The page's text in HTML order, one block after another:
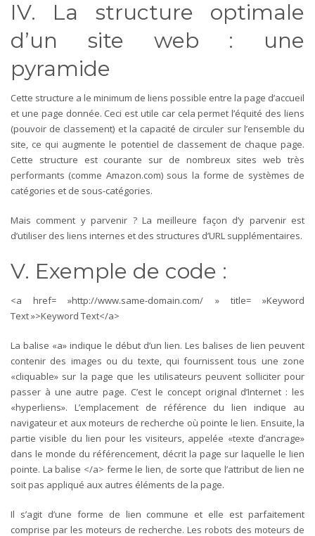
IV. La structure optimale
d’un site web : une
pyramide
Cette structure a le minimum de liens possible entre la page d’accueil
et une page donnée. Ceci est utile car cela permet l’équité des liens
(pouvoir de classement) et la capacité de circuler sur l’ensemble du
site, ce qui augmente le potentiel de classement de chaque page.
Cette structure est courante sur de nombreux sites web très
performants (comme Amazon.com) sous la forme de systèmes de
catégories et de sous-catégories.
Mais comment y parvenir ? La meilleure façon d’y parvenir est
d’utiliser des liens internes et des structures d’URL supplémentaires.
V. Exemple de code :
<a href= »http://www.same-domain.com/ » title= »Keyword
Text »>Keyword Text</a>
La balise «a» indique le début d’un lien. Les balises de lien peuvent
contenir des images ou du texte, qui fournissent tous une zone
«cliquable» sur la page que les utilisateurs peuvent solliciter pour
passer à une autre page. C’est le concept original d’Internet : les
«hyperliens». L’emplacement de référence du lien indique au
navigateur et aux moteurs de recherche où pointe le lien. Ensuite, la
partie visible du lien pour les visiteurs, appelée «texte d’ancrage»
dans le monde du référencement, décrit la page sur laquelle le lien
pointe. La balise </a> ferme le lien, de sorte que l’attribut de lien ne
soit pas appliqué aux autres éléments de la page.
Il s’agit d’une forme de lien commune et elle est parfaitement
comprise par les moteurs de recherche. Les robots des moteurs de